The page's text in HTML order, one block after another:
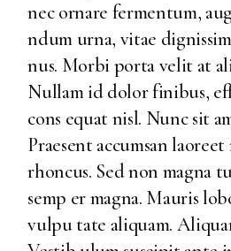
nec ornare fermentum,
ndum urna, vitae
nus. Morbi porta velit at
Nullam id dolor finibus,
cons equat nisl. Nunc sit
Praesent accumsan laoreet
rhoncus. Sed non magna
semp er magna. Mauris
vulpu tate aliquam.